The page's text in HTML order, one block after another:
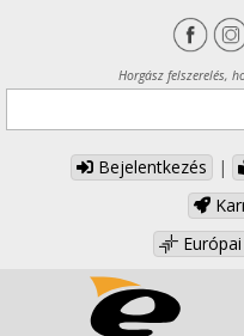
Horgász felszerelés,
Bejelentkezés |